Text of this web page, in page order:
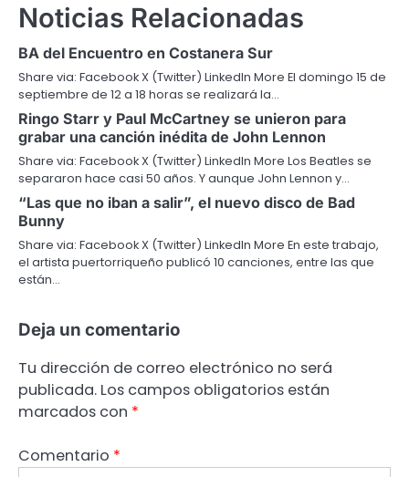
Noticias Relacionadas
BA del Encuentro en Costanera Sur
Share via: Facebook X (Twitter) LinkedIn More El domingo 15 de
septiembre de 12 a 18 horas se realizará la…
Ringo Starr y Paul McCartney se unieron para
grabar una canción inédita de John Lennon
Share via: Facebook X (Twitter) LinkedIn More Los Beatles se
separaron hace casi 50 años. Y aunque John Lennon y…
“Las que no iban a salir”, el nuevo disco de Bad
Bunny
Share via: Facebook X (Twitter) LinkedIn More En este trabajo,
el artista puertorriqueño publicó 10 canciones, entre las que
están…
Deja un comentario
Tu dirección de correo electrónico no será
publicada. Los campos obligatorios están
marcados con *
Comentario *